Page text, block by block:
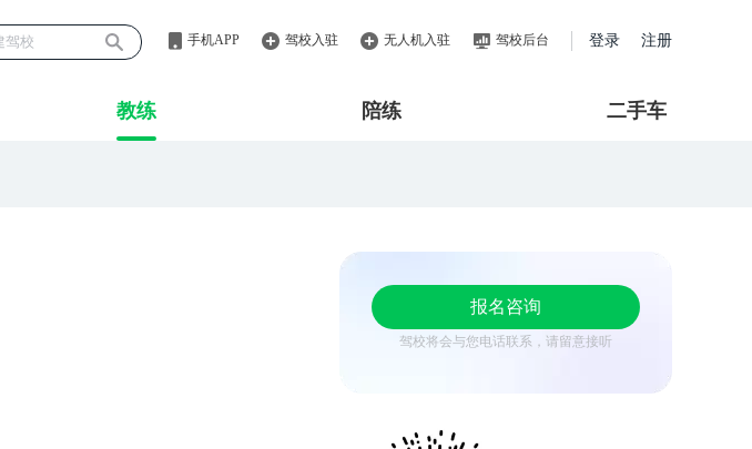
手机APP 驾校入驻 无人机入驻 驾校后台 登录 注册
教练 陪练 二手车
报名咨询
驾校将会与您电话联系，请留意接听